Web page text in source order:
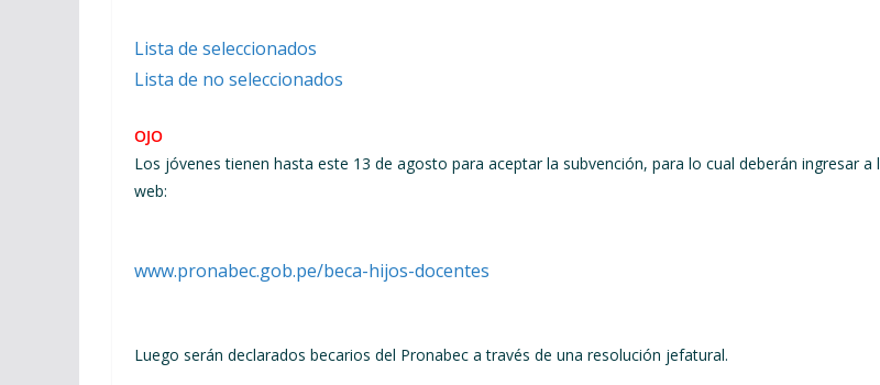
Lista de seleccionados
Lista de no seleccionados
OJO
Los jóvenes tienen hasta este 13 de agosto para aceptar la subvención, para lo cual deberán ingresar a
web:
www.pronabec.gob.pe/beca-hijos-docentes
Luego serán declarados becarios del Pronabec a través de una resolución jefatural.